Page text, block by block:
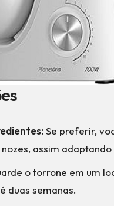
Se preferir,
assim
o torrone em um
duas semanas.